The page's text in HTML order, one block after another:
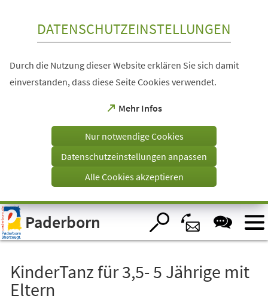
Visuelle
Assistenzsoftware
öffnen.
DATENSCHUTZEINSTELLUNGEN
Durch die Nutzung dieser Website erklären Sie sich damit
einverstanden, dass diese Seite Cookies verwendet.
Mehr Infos
(Öffnet
einem
Tab)
Nur notwendige Cookies
Datenschutzeinstellungen anpassen
Alle Cookies akzeptieren
Paderborn
KinderTanz für 3,5- 5 Jährige mit
Eltern